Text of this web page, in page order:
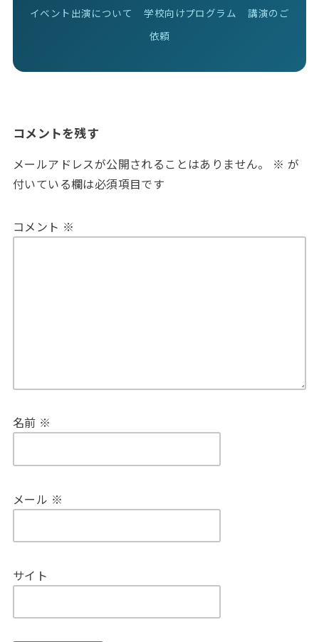
イベント出演について 学校向けプログラム
講演のご
依頼
コメントを残す
メールアドレスが公開されることはありません。 ※ が
付いている欄は必須項目です
コメント ※
名前 ※
メール ※
サイト